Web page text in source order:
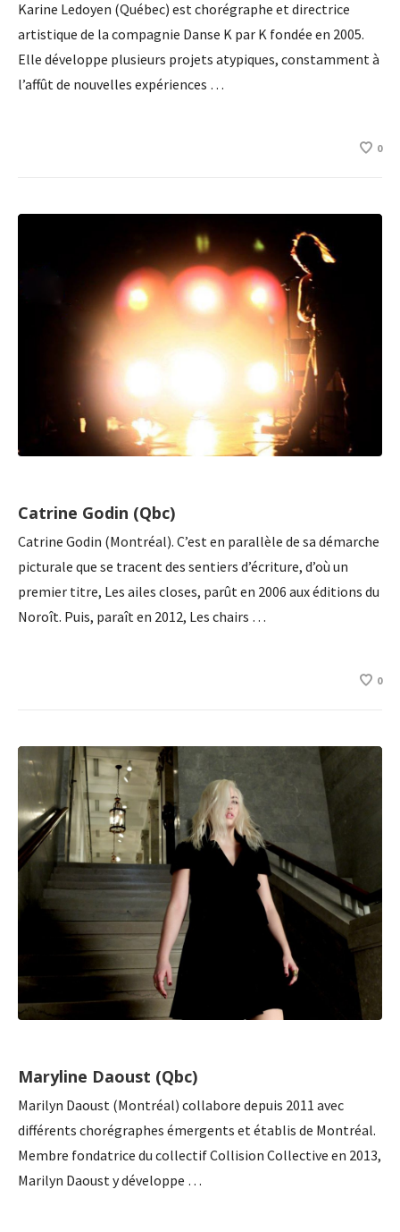
Karine Ledoyen (Québec) est chorégraphe et directrice
artistique de la compagnie Danse K par K fondée en 2005.
Elle développe plusieurs projets atypiques, constamment à
l’affût de nouvelles expériences …
0
Catrine Godin (Qbc)
Catrine Godin (Montréal). C’est en parallèle de sa démarche
picturale que se tracent des sentiers d’écriture, d’où un
premier titre, Les ailes closes, parût en 2006 aux éditions du
Noroît. Puis, paraît en 2012, Les chairs …
0
Maryline Daoust (Qbc)
Marilyn Daoust (Montréal) collabore depuis 2011 avec
différents chorégraphes émergents et établis de Montréal.
Membre fondatrice du collectif Collision Collective en 2013,
Marilyn Daoust y développe …